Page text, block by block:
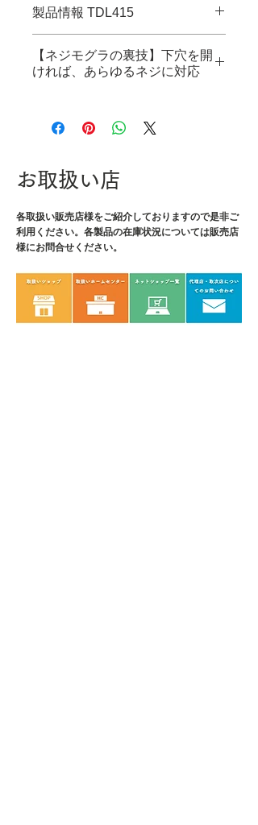
製品情報 TDL415
・対応ネジモグラ：DBZ-415
・対応ネジ：頭径4～5mmのネジ
・全長：65mm
・材質：HSS
【ネジモグラの裏技】下穴を開
ければ、あらゆるネジに対応
お取扱い店
各取扱い販売店様をご紹介しておりますので是非ご
利用ください。各製品の在庫状況については販売店
様にお問合せください。